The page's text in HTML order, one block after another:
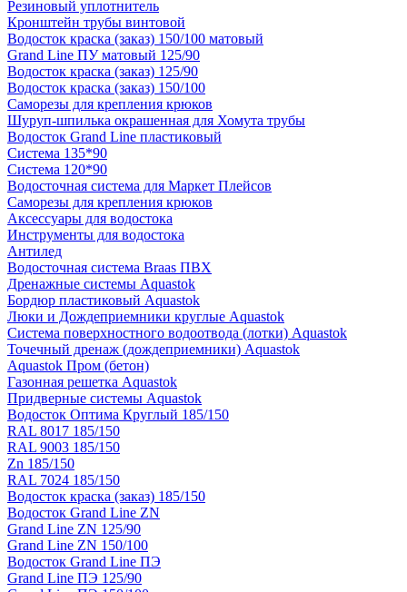
Резиновый уплотнитель
Кронштейн трубы винтовой
Водосток краска (заказ) 150/100 матовый
Grand Line ПУ матовый 125/90
Водосток краска (заказ) 125/90
Водосток краска (заказ) 150/100
Саморезы для крепления крюков
Шуруп-шпилька окрашенная для Хомута трубы
Водосток Grand Line пластиковый
Система 135*90
Система 120*90
Водосточная система для Маркет Плейсов
Саморезы для крепления крюков
Аксессуары для водостока
Инструменты для водостока
Антилед
Водосточная система Braas ПВХ
Дренажные системы Aquastok
Бордюр пластиковый Aquastok
Люки и Дождеприемники круглые Aquastok
Система поверхностного водоотвода (лотки) Aquastok
Точечный дренаж (дождеприемники) Aquastok
Aquastok Пром (бетон)
Газонная решетка Aquastok
Придверные системы Aquastok
Водосток Оптима Круглый 185/150
RAL 8017 185/150
RAL 9003 185/150
Zn 185/150
RAL 7024 185/150
Водосток краска (заказ) 185/150
Водосток Grand Line ZN
Grand Line ZN 125/90
Grand Line ZN 150/100
Водосток Grand Line ПЭ
Grand Line ПЭ 125/90